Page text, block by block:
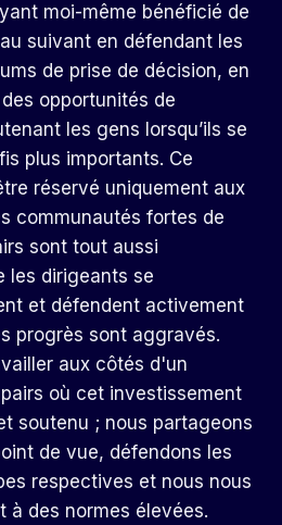
moi-même bénéficié de
suivant en défendant les
de prise de décision, en
opportunités de
les gens lorsqu’ils se
plus importants. Ce
réservé uniquement aux
communautés fortes de
sont tout aussi
les dirigeants se
et défendent activement
progrès sont aggravés.
aux côtés d'un
où cet investissement
soutenu ; nous partageons
de vue, défendons les
respectives et nous nous
à des normes élevées.